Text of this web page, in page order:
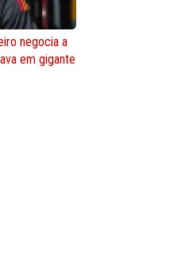
negocia a
em gigante